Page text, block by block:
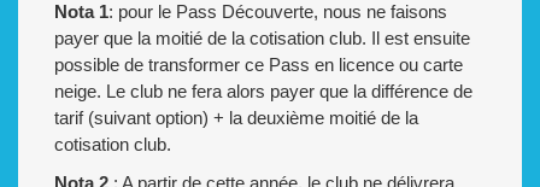
Nota 1: pour le Pass Découverte, nous ne faisons
payer que la moitié de la cotisation club. Il est ensuite
possible de transformer ce Pass en licence ou carte
neige. Le club ne fera alors payer que la différence de
tarif (suivant option) + la deuxième moitié de la
cotisation club.
Nota 2 : A partir de cette année, le club ne délivrera